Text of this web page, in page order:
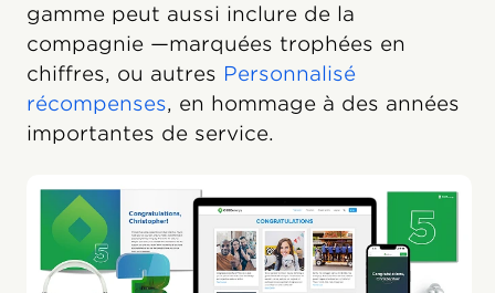
gamme peut aussi inclure de la
compagnie —marquées trophées en
chiffres, ou autres Personnalisé
récompenses, en hommage à des années
importantes de service.